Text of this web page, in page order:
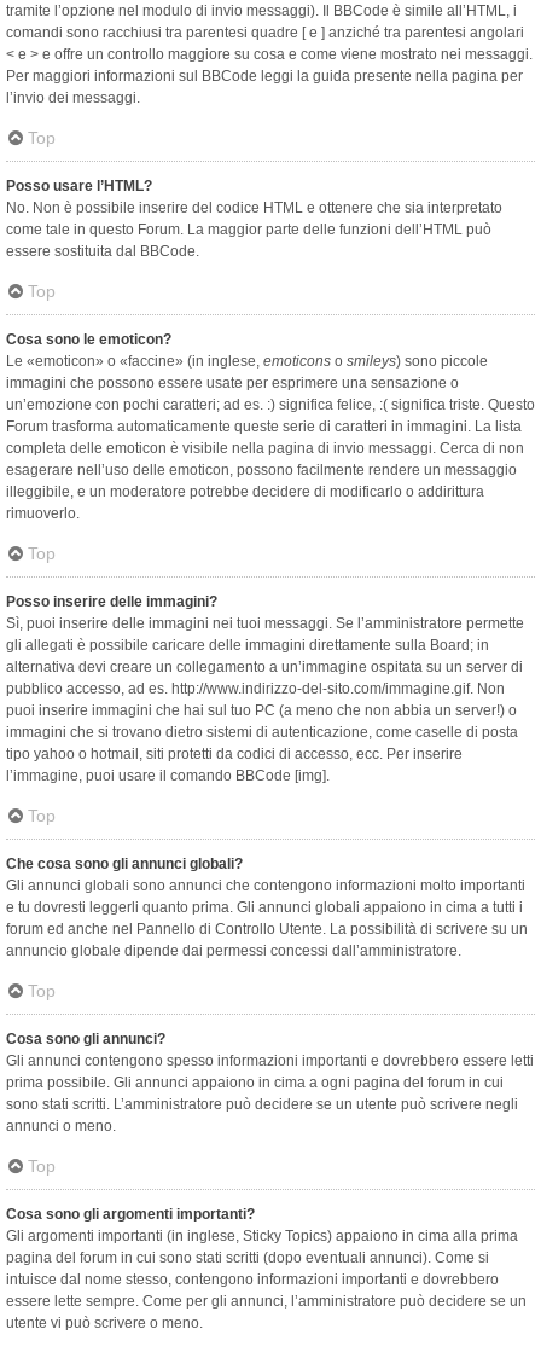
tramite l’opzione nel modulo di invio messaggi). Il BBCode è simile all’HTML, i
comandi sono racchiusi tra parentesi quadre [ e ] anziché tra parentesi angolari
< e > e offre un controllo maggiore su cosa e come viene mostrato nei messaggi.
Per maggiori informazioni sul BBCode leggi la guida presente nella pagina per
l’invio dei messaggi.
Top
Posso usare l’HTML?
No. Non è possibile inserire del codice HTML e ottenere che sia interpretato
come tale in questo Forum. La maggior parte delle funzioni dell’HTML può
essere sostituita dal BBCode.
Top
Cosa sono le emoticon?
Le «emoticon» o «faccine» (in inglese, emoticons o smileys) sono piccole
immagini che possono essere usate per esprimere una sensazione o
un’emozione con pochi caratteri; ad es. :) significa felice, :( significa triste. Questo
Forum trasforma automaticamente queste serie di caratteri in immagini. La lista
completa delle emoticon è visibile nella pagina di invio messaggi. Cerca di non
esagerare nell’uso delle emoticon, possono facilmente rendere un messaggio
illeggibile, e un moderatore potrebbe decidere di modificarlo o addirittura
rimuoverlo.
Top
Posso inserire delle immagini?
Sì, puoi inserire delle immagini nei tuoi messaggi. Se l’amministratore permette
gli allegati è possibile caricare delle immagini direttamente sulla Board; in
alternativa devi creare un collegamento a un’immagine ospitata su un server di
pubblico accesso, ad es. http://www.indirizzo-del-sito.com/immagine.gif. Non
puoi inserire immagini che hai sul tuo PC (a meno che non abbia un server!) o
immagini che si trovano dietro sistemi di autenticazione, come caselle di posta
tipo yahoo o hotmail, siti protetti da codici di accesso, ecc. Per inserire
l’immagine, puoi usare il comando BBCode [img].
Top
Che cosa sono gli annunci globali?
Gli annunci globali sono annunci che contengono informazioni molto importanti
e tu dovresti leggerli quanto prima. Gli annunci globali appaiono in cima a tutti i
forum ed anche nel Pannello di Controllo Utente. La possibilità di scrivere su un
annuncio globale dipende dai permessi concessi dall’amministratore.
Top
Cosa sono gli annunci?
Gli annunci contengono spesso informazioni importanti e dovrebbero essere letti
prima possibile. Gli annunci appaiono in cima a ogni pagina del forum in cui
sono stati scritti. L’amministratore può decidere se un utente può scrivere negli
annunci o meno.
Top
Cosa sono gli argomenti importanti?
Gli argomenti importanti (in inglese, Sticky Topics) appaiono in cima alla prima
pagina del forum in cui sono stati scritti (dopo eventuali annunci). Come si
intuisce dal nome stesso, contengono informazioni importanti e dovrebbero
essere lette sempre. Come per gli annunci, l’amministratore può decidere se un
utente vi può scrivere o meno.